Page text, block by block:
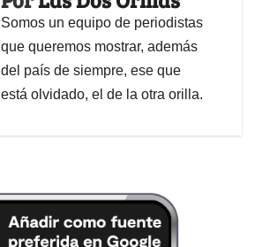
Somos un equipo de periodistas
que queremos mostrar, además
del país de siempre, ese que
está olvidado, el de la otra orilla.